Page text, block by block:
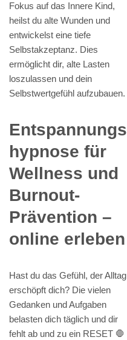
Fokus auf das Innere Kind,
heilst du alte Wunden und
entwickelst eine tiefe
Selbstakzeptanz. Dies
ermöglicht dir, alte Lasten
loszulassen und dein
Selbstwertgefühl aufzubauen.
Entspannungs
hypnose für
Wellness und
Burnout-
Prävention –
online erleben
Hast du das Gefühl, der Alltag
erschöpft dich? Die vielen
Gedanken und Aufgaben
belasten dich täglich und dir
fehlt ab und zu ein RESET 🛑